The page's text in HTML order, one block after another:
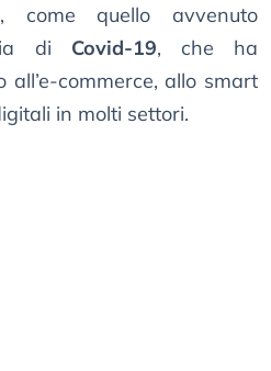
come quello avvenuto
di Covid-19, che ha
commerce, allo smart
in molti settori.